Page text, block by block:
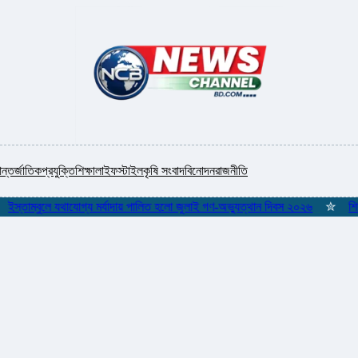
প্রযুক্তিশিক্ষালাইফস্টাইলকৃষি সংবাদবিনোদনরাজনীতি
যথাযোগ্য মর্যাদায় পালিত হলো জুলাই গণ-অভ্যুত্থান দিবস ২০২৬ ✮